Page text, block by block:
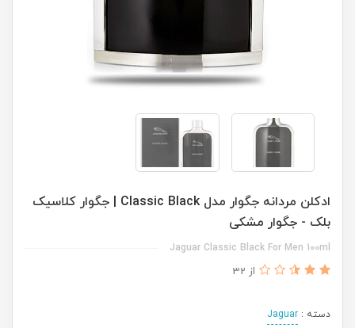
ادکلن مردانه جگوار مدل Classic Black | جگوار کلاسیک
بلک - جگوار مشکی
Jaguar Classic Black For Men 100ml
از 32
دسته : Jaguar